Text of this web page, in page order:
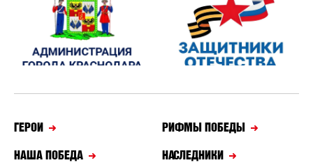
ГЕРОИ
НАША ПОБЕДА
РИФМЫ ПОБЕДЫ
НАСЛЕДНИКИ